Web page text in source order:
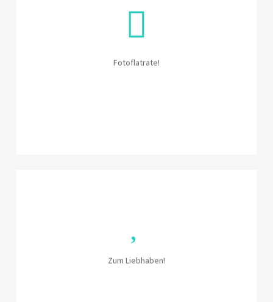
Fotoflatrate!
Zum Liebhaben!
Look ist eine echter Hingucker für dein Event.